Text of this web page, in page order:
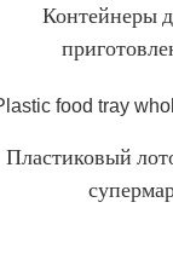
Контейнеры
Пластиковый